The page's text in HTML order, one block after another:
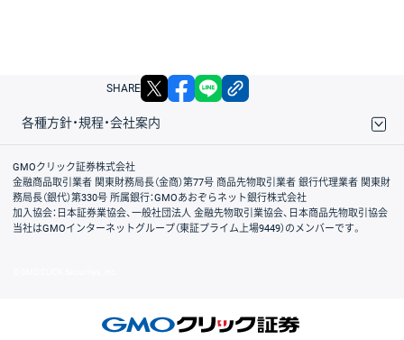
SHARE X facebook
各種方針・規程・会社案内
取引規程・約款
サイトマップ
その他のご案内
個人情報保護方針
最良執行方針
サイトのご利用について
ディスクレイマー
信託保全
リスク説明
会社案内
GMOクリック証券株式会社
金融商品取引業者 関東財務局長（金商）第77号 商品先物取引業者 銀行代理業者 関東財
務局長（銀代）第330号 所属銀行：GMOあおぞらネット銀行株式会社
加入協会：日本証券業協会、一般社団法人 金融先物取引業協会、日本商品先物取引協会
当社はGMOインターネットグループ（東証プライム上場9449）のメンバーです。